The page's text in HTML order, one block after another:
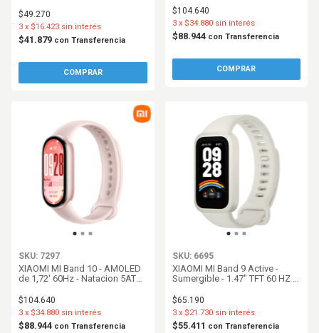
$49.270
$41.879 con Transferencia
3 x $16.423 sin interés
$104.640
$88.944 con Transferencia
3 x $34.880 sin interés
SKU: 7297
XIAOMI MI Band 10 - AMOLED
de 1,72' 60Hz - Natacion 5ATM
$104.640
$88.944 con Transferencia
3 x $34.880 sin interés
SKU: 6695
XIAOMI MI Band 9 Active -
Sumergible - 1.47" TFT 60 HZ -
$65.190
$55.411 con Transferencia
3 x $21.730 sin interés